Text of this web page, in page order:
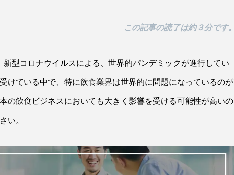
この記事の読了は約３分です。
型コロナウイルスによる、世界的パンデミックが進行してい
けている中で、特に飲食業界は世界的に問題になっているのが
の飲食ビジネスにおいても大きく影響を受ける可能性が高いの
い。